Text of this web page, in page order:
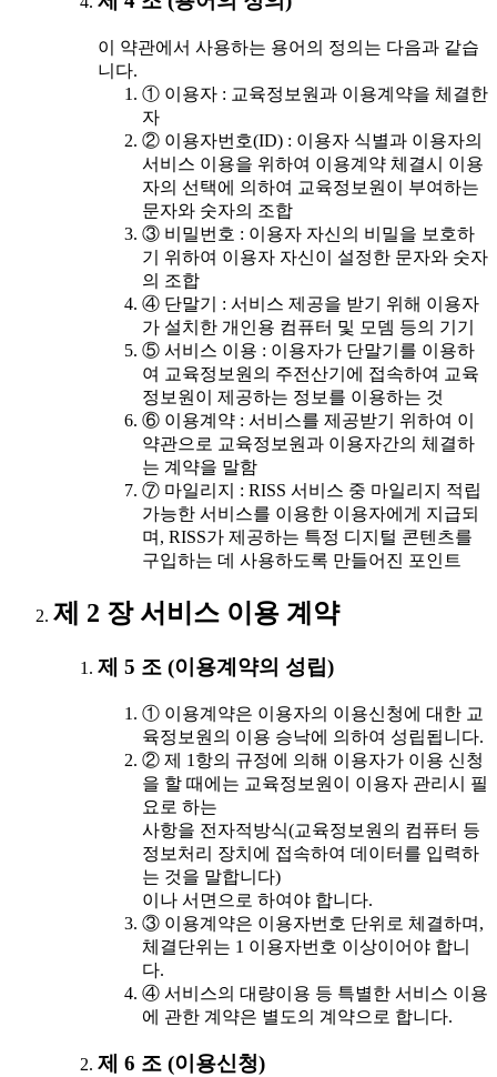
이 약관에서 사용하는 용어의 정의는 다음과 같습
니다.
① 이용자 : 교육정보원과 이용계약을 체결한
자
② 이용자번호(ID) : 이용자 식별과 이용자의
서비스 이용을 위하여 이용계약 체결시 이용
자의 선택에 의하여 교육정보원이 부여하는
문자와 숫자의 조합
③ 비밀번호 : 이용자 자신의 비밀을 보호하
기 위하여 이용자 자신이 설정한 문자와 숫자
의 조합
④ 단말기 : 서비스 제공을 받기 위해 이용자
가 설치한 개인용 컴퓨터 및 모뎀 등의 기기
⑤ 서비스 이용 : 이용자가 단말기를 이용하
여 교육정보원의 주전산기에 접속하여 교육
정보원이 제공하는 정보를 이용하는 것
⑥ 이용계약 : 서비스를 제공받기 위하여 이
약관으로 교육정보원과 이용자간의 체결하
는 계약을 말함
⑦ 마일리지 : RISS 서비스 중 마일리지 적립
가능한 서비스를 이용한 이용자에게 지급되
며, RISS가 제공하는 특정 디지털 콘텐츠를
구입하는 데 사용하도록 만들어진 포인트
제 2 장 서비스 이용 계약
제 5 조 (이용계약의 성립)
① 이용계약은 이용자의 이용신청에 대한 교
육정보원의 이용 승낙에 의하여 성립됩니다.
② 제 1항의 규정에 의해 이용자가 이용 신청
을 할 때에는 교육정보원이 이용자 관리시 필
요로 하는
사항을 전자적방식(교육정보원의 컴퓨터 등
정보처리 장치에 접속하여 데이터를 입력하
는 것을 말합니다)
이나 서면으로 하여야 합니다.
③ 이용계약은 이용자번호 단위로 체결하며,
체결단위는 1 이용자번호 이상이어야 합니
다.
④ 서비스의 대량이용 등 특별한 서비스 이용
에 관한 계약은 별도의 계약으로 합니다.
제 6 조 (이용신청)